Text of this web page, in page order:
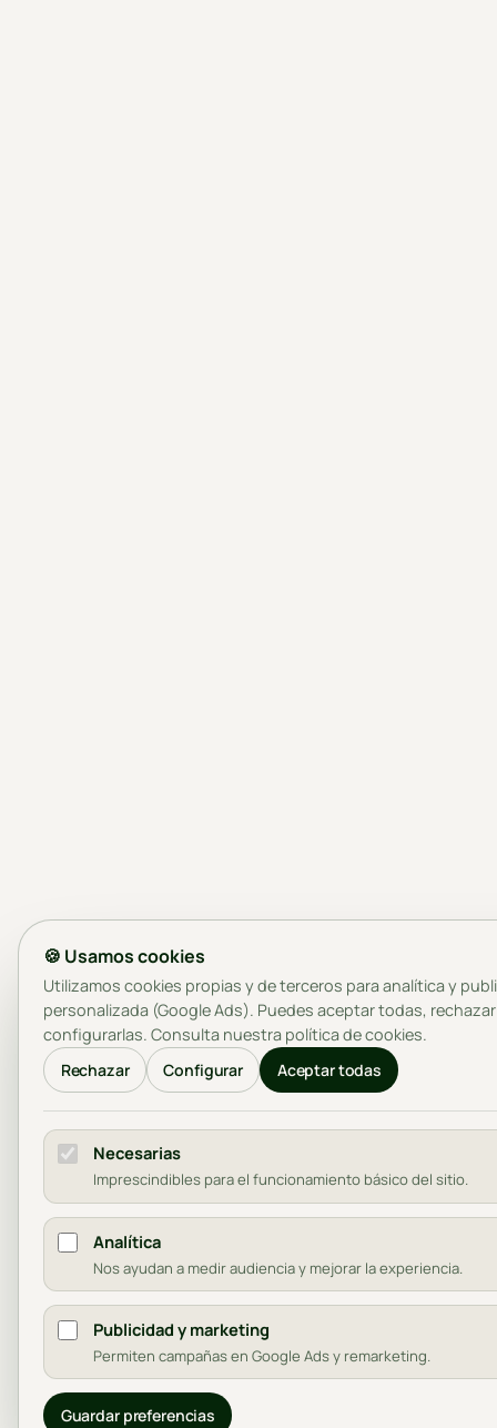
🍪 Usamos cookies
Utilizamos cookies propias y de terceros para analítica y
personalizada (Google Ads). Puedes aceptar todas,
configurarlas. Consulta nuestra política de cookies.
Rechazar
Configurar Aceptar todas
Necesarias
Imprescindibles para el funcionamiento básico del sitio.
Analítica
Nos ayudan a medir audiencia y mejorar la experiencia.
Publicidad y marketing
Permiten campañas en Google Ads y remarketing.
Guardar preferencias